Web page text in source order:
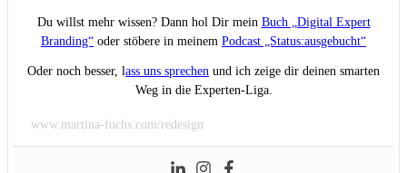
Du willst mehr wissen? Dann hol Dir mein Buch „Digital Expert
Branding“ oder stöbere in meinem Podcast „Status:ausgebucht“
Oder noch besser, lass uns sprechen und ich zeige dir deinen smarten
Weg in die Experten-Liga.
www.martina-fuchs.com/redesign